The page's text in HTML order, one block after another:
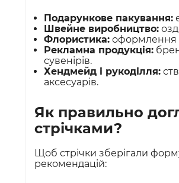
Подарункове пакування:
Швейне виробництво:
Флористика: оформлення
Рекламна продукція:
сувенірів.
Хендмейд і рукоділля:
аксесуарів.
Як правильно
стрічками?
Щоб стрічки зберігали
рекомендацій: